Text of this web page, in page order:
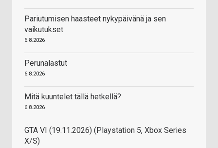
Pariutumisen haasteet nykypäivänä ja sen
vaikutukset
6.8.2026
Perunalastut
6.8.2026
Mitä kuuntelet tällä hetkellä?
6.8.2026
GTA VI (19.11.2026) (Playstation 5, Xbox Series
X/S)